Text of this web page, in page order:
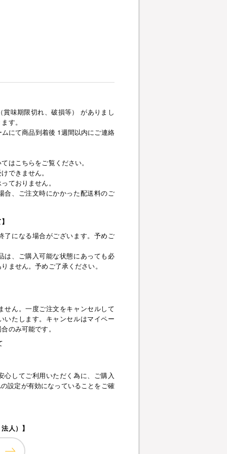
味期限切れ、破損等） がありまし
す。
にて商品到着後 1週間以内にご連絡
はこちらをご覧ください。
できません。
ておりません。
合、ご注文時にかかった配送料のご
了になる場合がございます。予めご
は、ご購入可能な状態にあっても必
ません。予めご了承ください。
せん。一度ご注文をキャンセルして
いたします。キャンセルはマイペー
のみ可能です。
心してご利用いただく為に、ご購入
設定が有効になっていることをご確
人）】